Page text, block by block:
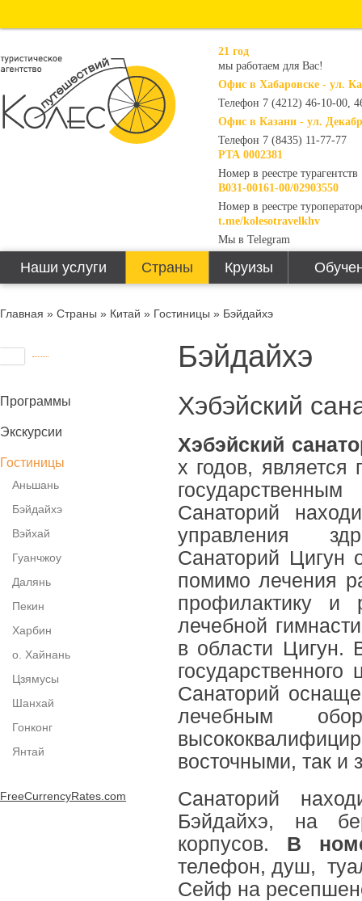
21 год
мы работаем для Вас!
Офис в Хабаровске - ул.
Телефон 7 (4212) 46-10-00,
Офис в Казани - ул.
Телефон 7 (8435) 11-77-77
РТА 0002381
Номер в реестре турагентств
В031-00161-00/02903550
Номер в реестре
t.me/kolesotravelkhv
Мы в Telegram
Наши услуги Страны Круизы
Главная » Страны » Китай » Гостиницы » Бэйдайхэ
Программы
Экскурсии
Гостиницы
Аньшань
Бэйдайхэ
Вэйхай
Гуанчжоу
Далянь
Пекин
Харбин
о. Хайнань
Цзямусы
Шанхай
Гонконг
Янтай
FreeCurrencyRates.com
Бэйдайхэ
Хэбэйский
Хэбэйский
х годов,
Санаторий
управления
Санаторий Цигун
помимо лечения
профилактику и
лечебной
в области Цигун.
Санаторий
лечебным
восточными, так и
Санаторий
Бэйдайхэ, на
корпусов. В
телефон, душ,
Сейф на